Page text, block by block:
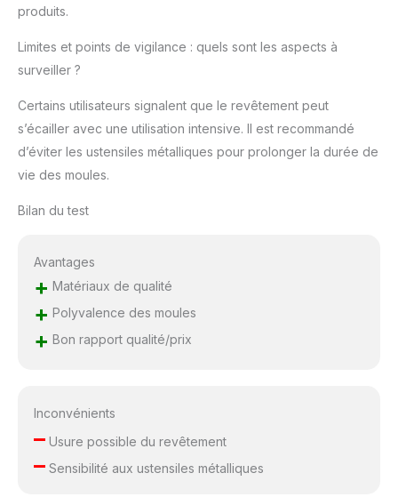
produits.
Limites et points de vigilance : quels sont les aspects à
surveiller ?
Certains utilisateurs signalent que le revêtement peut
s’écailler avec une utilisation intensive. Il est recommandé
d’éviter les ustensiles métalliques pour prolonger la durée de
vie des moules.
Bilan du test
Avantages
+ Matériaux de qualité
+ Polyvalence des moules
+ Bon rapport qualité/prix
Inconvénients
–Usure possible du revêtement
–Sensibilité aux ustensiles métalliques